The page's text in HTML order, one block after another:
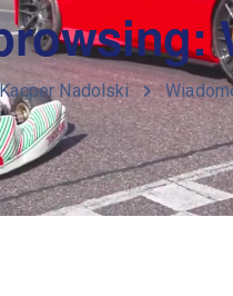
Kacper Nadolski